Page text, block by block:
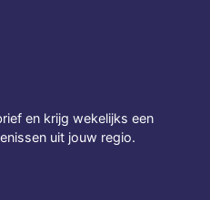
en krijg wekelijks een
uit jouw regio.